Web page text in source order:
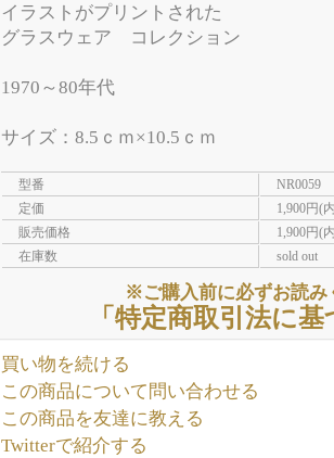
イラストがプリントされた
グラスウェア コレクション
1970～80年代
サイズ：8.5ｃｍ×10.5ｃｍ
型番
NR0059
定価
1,900円(
販売価格
1,900円(
在庫数
sold out
※ご購入前に必ずお読み
「特定商取引法に
買い物を続ける
この商品について問い合わせる
この商品を友達に教える
Twitterで紹介する